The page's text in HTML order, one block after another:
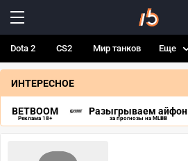
Dota 2 CS2 Мир танков Еще
ИНТЕРЕСНОЕ
BETBOOM
Реклама 18+
Разыгрываем айфон
за прогнозы на MLBB